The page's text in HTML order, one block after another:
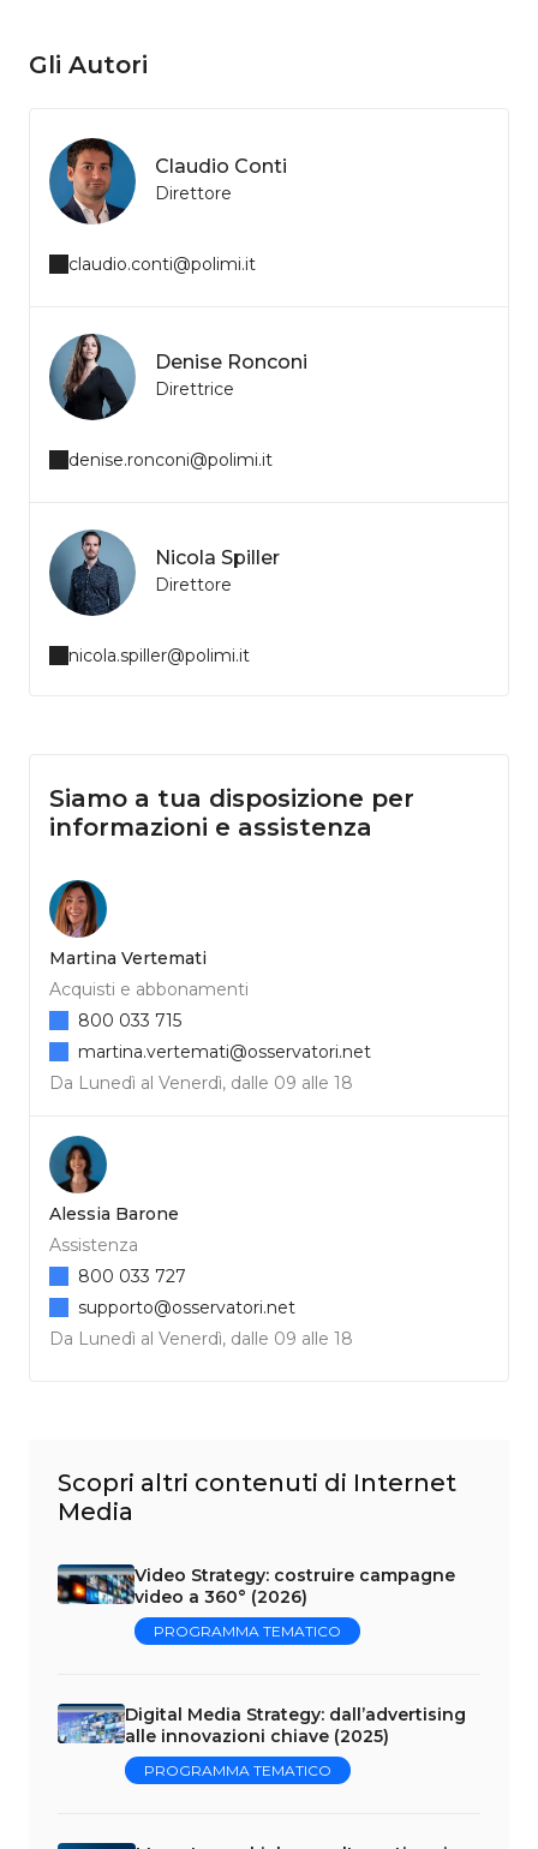
Gli Autori
Claudio Conti
Direttore
claudio.conti@polimi.it
Denise Ronconi
Direttrice
denise.ronconi@polimi.it
Nicola Spiller
Direttore
nicola.spiller@polimi.it
Siamo a tua disposizione per
informazioni e assistenza
Martina Vertemati
Acquisti e abbonamenti
Da Lunedì al Venerdì, dalle 09 alle 18
800 033 715
martina.vertemati@osservatori.net
Alessia Barone
Assistenza
Da Lunedì al Venerdì, dalle 09 alle 18
800 033 727
supporto@osservatori.net
Scopri altri contenuti di Internet
Media
Video Strategy: costruire campagne
video a 360° (2026)
PROGRAMMA TEMATICO
Digital Media Strategy: dall’advertising
alle innovazioni chiave (2025)
PROGRAMMA TEMATICO